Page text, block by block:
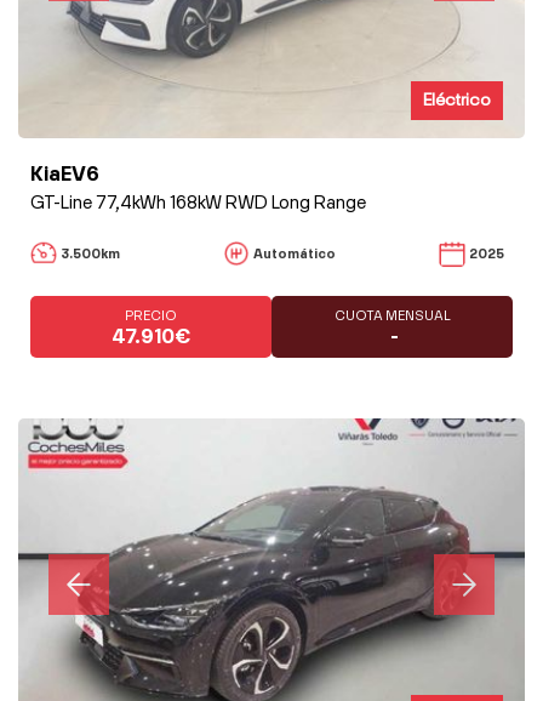
Eléctrico
KiaEV6
GT-Line 77,4kWh 168kW RWD Long Range
3.500km Automático 2025
PRECIO
47.910€
CUOTA MENSUAL
-